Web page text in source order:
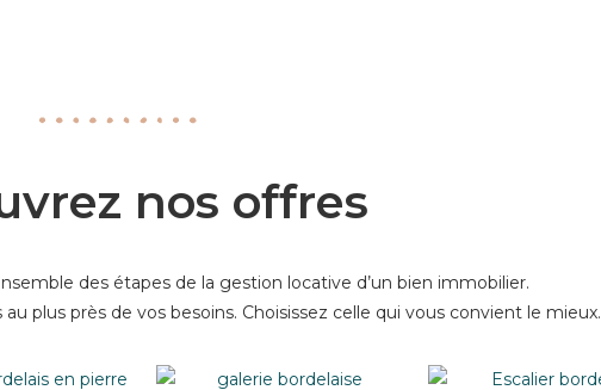
nos offres
des étapes de la gestion locative d’un bien immobilier.
plus près de vos besoins. Choisissez celle qui vous convient le mieux.